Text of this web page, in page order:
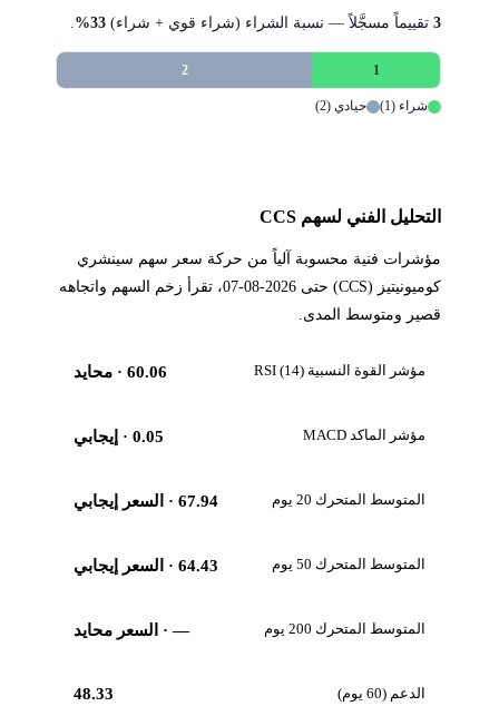
3تقييماً مسجَّلاً — نسبة الشراء (شراء قوي + شراء) 33%
.
1
2
شراء (1) حيادي (2)
التحليل الفني لسهم CCS
مؤشرات فنية محسوبة آلياً من حركة سعر سهم سينشري
كوميونيتيز (CCS) حتى 2026-08-07، تقرأ زخم السهم واتجاهه
قصير ومتوسط المدى.
مؤشر القوة النسبية RSI (14) 60.06· محايد
مؤشر الماكد MACD 0.05· إيجابي
المتوسط المتحرك 20 يوم 67.94· السعر إيجابي
المتوسط المتحرك 50 يوم 64.43· السعر إيجابي
المتوسط المتحرك 200 يوم —· السعر محايد
الدعم (60 يوم) 48.33